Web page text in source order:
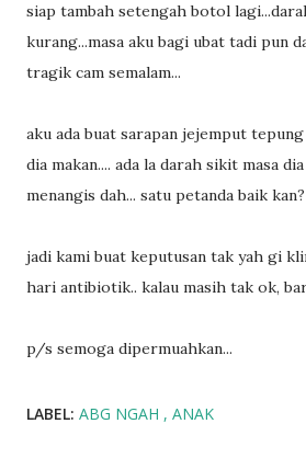
siap tambah setengah botol
kurang...masa aku bagi ubat tadi pun
tragik cam semalam...
aku ada buat sarapan jejemput
dia makan.... ada la darah sikit masa
menangis dah... satu petanda baik kan?
jadi kami buat keputusan tak yah gi
hari antibiotik.. kalau masih tak ok,
p/s semoga dipermuahkan...
LABEL: ABG NGAH ANAK